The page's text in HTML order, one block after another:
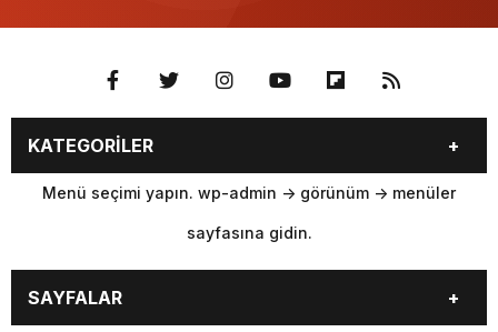
KATEGORİLER
Menü seçimi yapın. wp-admin -> görünüm -> menüler
sayfasına gidin.
SAYFALAR